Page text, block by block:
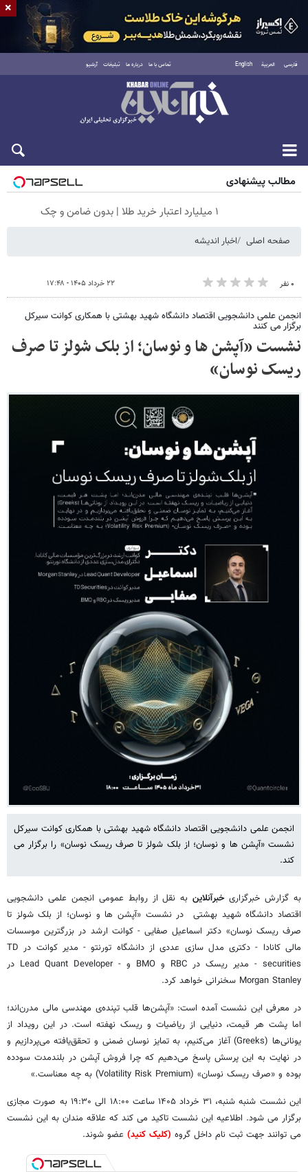
فارسی العربية English تماس با ما درباره ما تبلیغات آرشیو
جمعه ۱۶ مرداد ۱۴۰۵
مطالب پیشنهادی
۱ میلیارد اعتبار خرید طلا | بدون ضامن و چک
صفحه اصلی اخبار اندیشه
۰ نفر ۲۲ خرداد ۱۴۰۵ - ۱۷:۴۸
انجمن علمی دانشجویی اقتصاد دانشگاه شهید بهشتی با همکاری کوانت سیرکل
برگزار می کنند
نشست «آپشن ها و نوسان؛ از بلک شولز تا صرف
ریسک نوسان»
انجمن علمی دانشجویی اقتصاد دانشگاه شهید بهشتی با همکاری کوانت سیرکل
نشست «آپشن ها و نوسان؛ از بلک شولز تا صرف ریسک نوسان» را برگزار می
کند.
به گزارش خبرگزاریخبرآنلاینبه نقل از روابط عمومی انجمن علمی دانشجویی
اقتصاد دانشگاه شهید بهشتی در نشست «آپشن ها و نوسان؛ از بلک شولز تا
صرف ریسک نوسان» دکتر اسماعیل صفایی - کوانت ارشد در بزرگترین موسسات
مالی کانادا - دکتری مدل سازی عددی از دانشگاه تورنتو - مدیر کوانت در TD
securities - مدیر ریسک در RBC و BMO و - Lead Quant Developer در
Morgan Stanley سخنرانی خواهد کرد.
در معرفی این نشست آمده است: «آپشن‌ها قلب تپنده‌ی مهندسی مالی مدرن‌اند؛
اما پشت هر قیمت، دنیایی از ریاضیات و ریسک نهفته است. در این رویداد از
یونانی‌ها (Greeks) آغاز می‌کنیم، به تمایز نوسان ضمنی و تحقق‌یافته می‌پردازیم و
در نهایت به این پرسش پاسخ می‌دهیم که چرا فروش آپشن در بلندمدت سودده
بوده و «صرف ریسک نوسان» (Volatility Risk Premium) به چه معناست.»
این نشست شنبه شنبه، ۳۱ خرداد ۱۴۰۵ ساعت ۱۸:۰۰ الی ۱۹:۳۰ به صورت مجازی
برگزار می شود. اطلاعیه این نشست تاکید می کند که علاقه مندان به این نشست
می توانند جهت ثبت نام داخل گروه (کلیک کنید) عضو شوند.
×